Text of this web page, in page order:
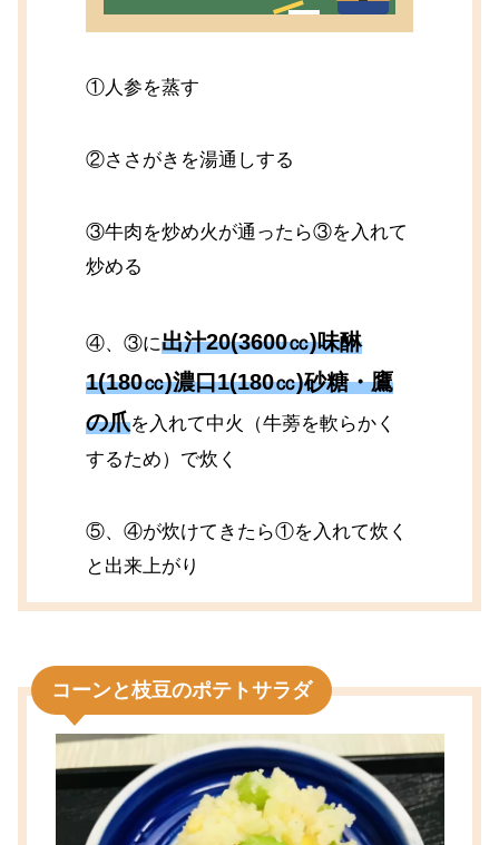
①人参を蒸す
②ささがきを湯通しする
③牛肉を炒め火が通ったら③を入れて
炒める
④、③に出汁20(3600㏄)味醂
1(180㏄)濃口1(180㏄)砂糖・鷹
の爪を入れて中火（牛蒡を軟らかく
するため）で炊く
⑤、④が炊けてきたら①を入れて炊く
と出来上がり
コーンと枝豆のポテトサラダ